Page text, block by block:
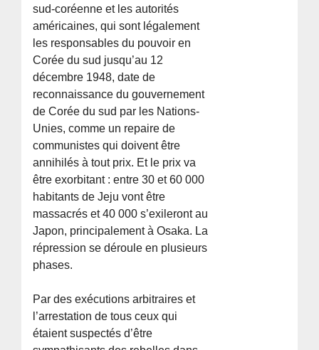
sud-coréenne et les autorités
américaines, qui sont légalement
les responsables du pouvoir en
Corée du sud jusqu’au 12
décembre 1948, date de
reconnaissance du gouvernement
de Corée du sud par les Nations-
Unies, comme un repaire de
communistes qui doivent être
annihilés à tout prix. Et le prix va
être exorbitant : entre 30 et 60 000
habitants de Jeju vont être
massacrés et 40 000 s’exileront au
Japon, principalement à Osaka. La
répression se déroule en plusieurs
phases.
Par des exécutions arbitraires et
l’arrestation de tous ceux qui
étaient suspectés d’être